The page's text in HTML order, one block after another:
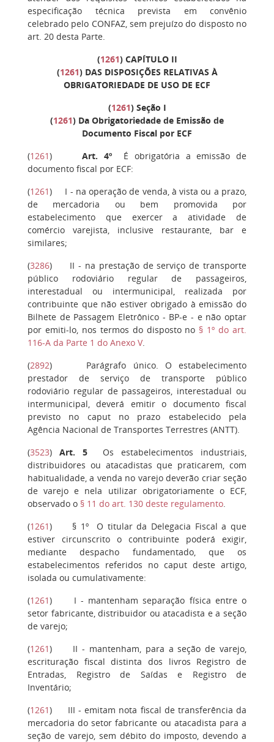
especificação técnica prevista em convênio
celebrado pelo CONFAZ, sem prejuízo do disposto no
art. 20 desta Parte.
(1261) CAPÍTULO II
(1261) DAS DISPOSIÇÕES RELATIVAS À
OBRIGATORIEDADE DE USO DE ECF
(1261) Seção I
(1261) Da Obrigatoriedade de Emissão de
Documento Fiscal por ECF
(1261) Art. 4ºÉ obrigatória a emissão de
documento fiscal por ECF:
(1261) I - na operação de venda, à vista ou a prazo,
de mercadoria ou bem promovida por
estabelecimento que exercer a atividade de
comércio varejista, inclusive restaurante, bar e
similares;
(3286) II - na prestação de serviço de transporte
público rodoviário regular de passageiros,
interestadual ou intermunicipal, realizada por
contribuinte que não estiver obrigado à emissão do
Bilhete de Passagem Eletrônico - BP-e - e não optar
por emiti-lo, nos termos do disposto no § 1º do art.
116-A da Parte 1 do Anexo V.
(2892) Parágrafo único. O estabelecimento
prestador de serviço de transporte público
rodoviário regular de passageiros, interestadual ou
intermunicipal, deverá emitir o documento fiscal
previsto no caput no prazo estabelecido pela
Agência Nacional de Transportes Terrestres (ANTT).
(3523)Art. 5
Os estabelecimentos industriais,
distribuidores ou atacadistas que praticarem, com
habitualidade, a venda no varejo deverão criar seção
de varejo e nela utilizar obrigatoriamente o ECF,
observado o § 11 do art. 130 deste regulamento.
(1261) § 1º
O titular da Delegacia Fiscal a que
estiver circunscrito o contribuinte poderá exigir,
mediante despacho fundamentado, que os
estabelecimentos referidos no caput deste artigo,
isolada ou cumulativamente:
(1261) I- mantenham separação física entre o
setor fabricante, distribuidor ou atacadista e a seção
de varejo;
(1261) II- mantenham, para a seção de varejo,
escrituração fiscal distinta dos livros Registro de
Entradas, Registro de Saídas e Registro de
Inventário;
(1261) III- emitam nota fiscal de transferência da
mercadoria do setor fabricante ou atacadista para a
seção de varejo, sem débito do imposto, devendo a